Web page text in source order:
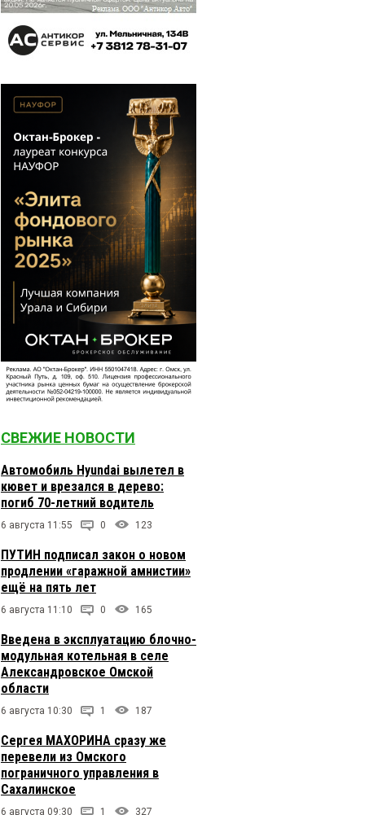
СВЕЖИЕ НОВОСТИ
Автомобиль Hyundai вылетел в
кювет и врезался в дерево:
погиб 70-летний водитель
6 августа 11:55 0 123
ПУТИН подписал закон о новом
продлении «гаражной амнистии»
ещё на пять лет
6 августа 11:10 0 165
Введена в эксплуатацию блочно-
модульная котельная в селе
Александровское Омской
области
6 августа 10:30 1 187
Сергея МАХОРИНА сразу же
перевели из Омского
пограничного управления в
Сахалинское
6 августа 09:30 1 327